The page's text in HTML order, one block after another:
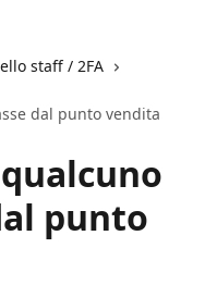
staff / 2FA
dal punto vendita
punto